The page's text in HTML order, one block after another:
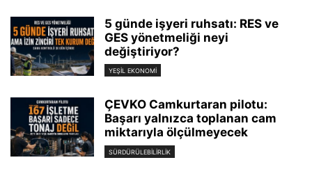
5 günde işyeri ruhsatı: RES ve
GES yönetmeliği neyi
değiştiriyor?
YEŞIL EKONOMI
ÇEVKO Camkurtaran pilotu:
Başarı yalnızca toplanan cam
miktarıyla ölçülmeyecek
SÜRDÜRÜLEBILIRLIK